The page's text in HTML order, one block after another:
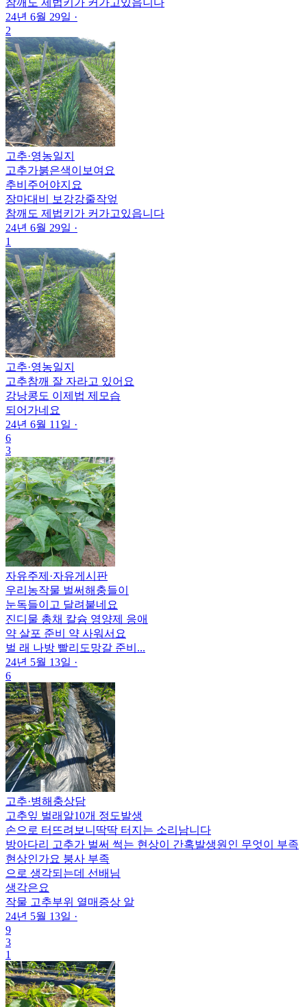
24년 6월 29일 ·
2
고추·영농일지
고추가붉은색이보여요
추비주어야지요
장마대비 보강강줄작엎
참깨도 제법키가 커가고있읍니다
24년 6월 29일 ·
1
고추·영농일지
고추참깨 잘 자라고 있어요
강낭콩도 이제법 제모습
되어가네요
24년 6월 11일 ·
6
3
자유주제 ·자유게시판
우리농작물 벌써해충들이
눈독들이고 달려붙네요
진디물 총채 칼슘 영양제 응애
약 살포 준비 약 사워서요
벌 래 나방 빨리도망갈 준비...
24년 5월 13일 ·
6
고추·병해충상담
고추잎 벌래알10개 정도발생
손으로 터뜨려보니딱딱 터지는 소리남니다
방아다리 고추가 벌써 썩는 현상이 간혹발생원인 무엇이 부족
현상인가요 붕사 부족
으로 생각되는데 선배님
생각은요
작물 고추부위 열매 증상 알
24년 5월 13일 ·
9
3
1